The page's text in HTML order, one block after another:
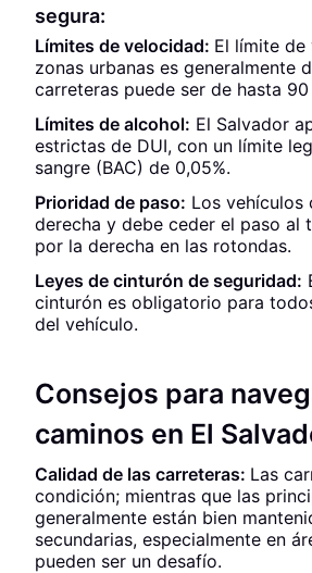
segura:
Límites de velocidad: El límite
zonas urbanas es generalmente
carreteras puede ser de hasta
Límites de alcohol: El Salvador
estrictas de DUI, con un límite
sangre (BAC) de 0,05%.
Prioridad de paso: Los vehículos
derecha y debe ceder el paso al
por la derecha en las rotondas.
Leyes de cinturón de seguridad:
cinturón es obligatorio para
del vehículo.
Consejos para
caminos en El
Calidad de las carreteras: Las
condición; mientras que las
generalmente están bien
secundarias, especialmente en
pueden ser un desafío.